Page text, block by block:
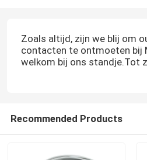
Zoals altijd, zijn we blij om
contacten te ontmoeten bij
welkom bij ons standje.Tot
Recommended Products